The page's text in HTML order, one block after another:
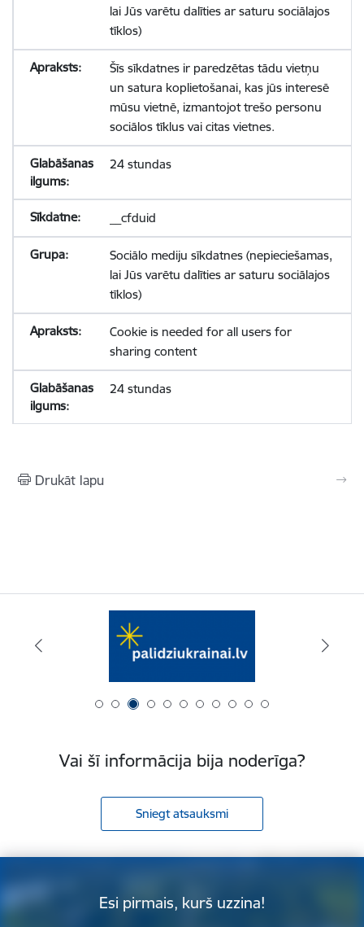
lai Jūs varētu dalīties ar saturu sociālajos
tīklos)
Šīs sīkdatnes ir paredzētas tādu vietņu
un satura koplietošanai, kas jūs interesē
mūsu vietnē, izmantojot trešo personu
sociālos tīklus vai citas vietnes.
24 stundas
__cfduid
Sociālo mediju sīkdatnes (nepieciešamas,
lai Jūs varētu dalīties ar saturu sociālajos
tīklos)
Cookie is needed for all users for
sharing content
24 stundas
Drukāt lapu
Vai šī informācija bija noderīga?
Sniegt atsauksmi
Esi pirmais, kurš uzzina!